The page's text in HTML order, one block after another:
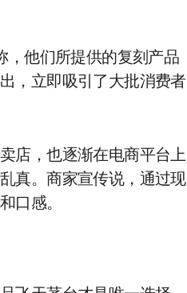
，他们所提供的复刻产品
，立即吸引了大批消费者
店，也逐渐在电商平台上
真。商家宣传说，通过现
口感。